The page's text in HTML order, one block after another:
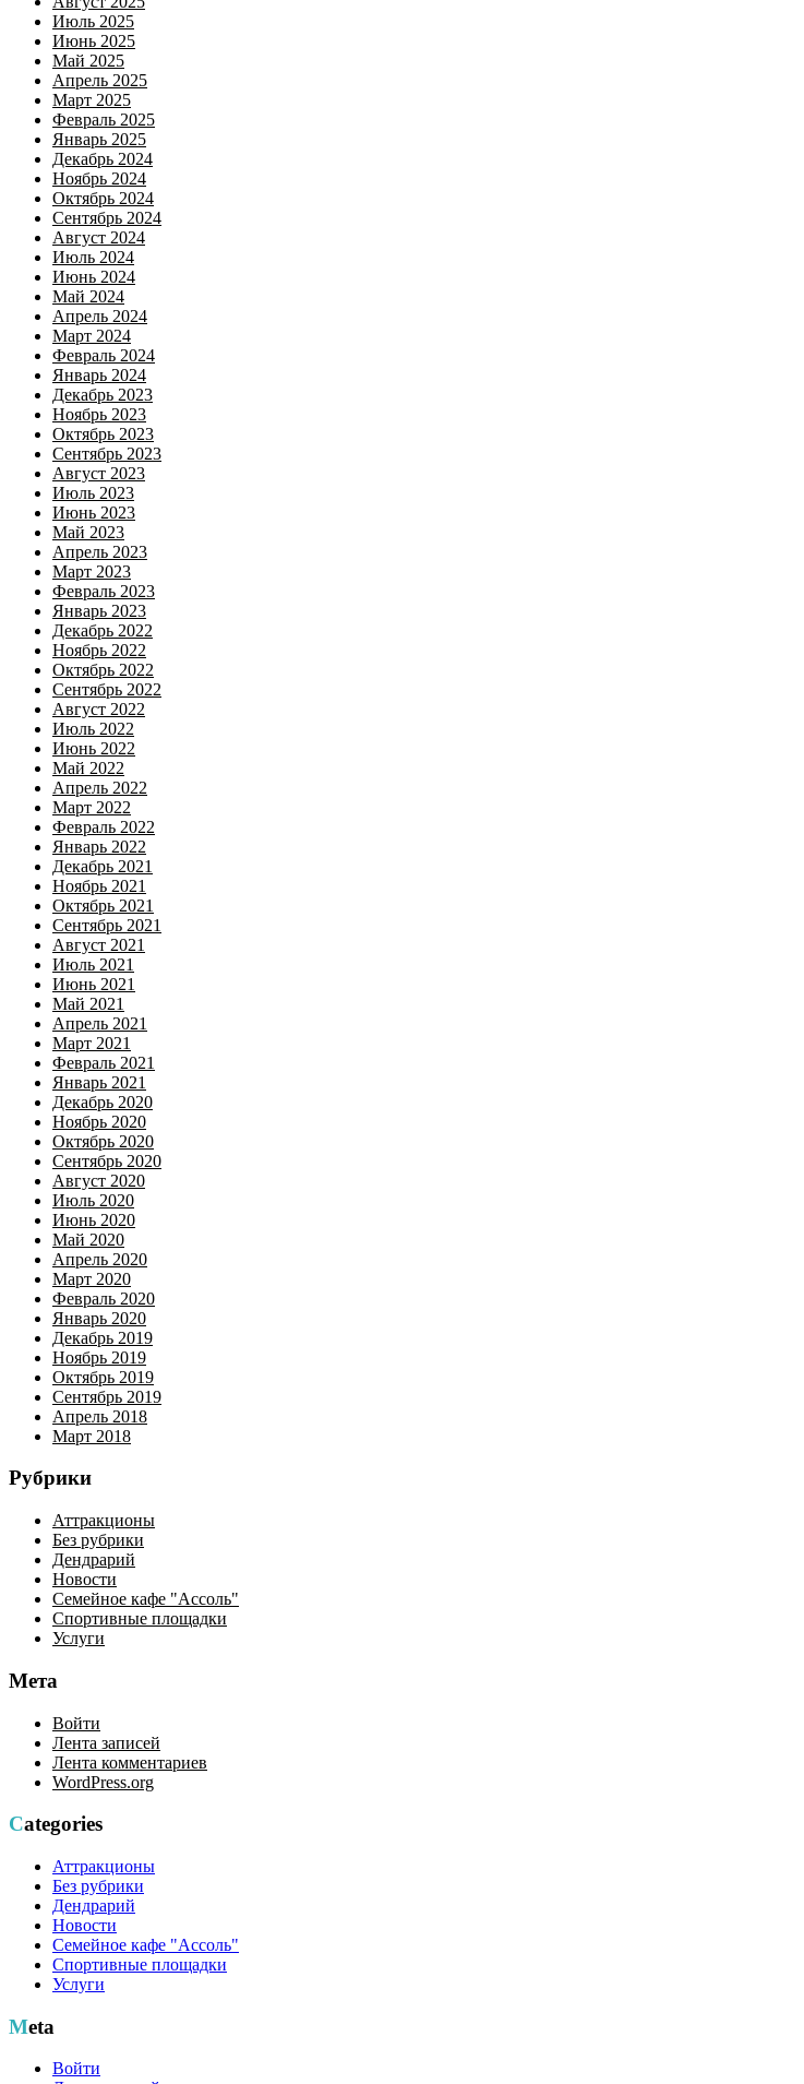
Июль 2025
Июнь 2025
Май 2025
Апрель 2025
Март 2025
Февраль 2025
Январь 2025
Декабрь 2024
Ноябрь 2024
Октябрь 2024
Сентябрь 2024
Август 2024
Июль 2024
Июнь 2024
Май 2024
Апрель 2024
Март 2024
Февраль 2024
Январь 2024
Декабрь 2023
Ноябрь 2023
Октябрь 2023
Сентябрь 2023
Август 2023
Июль 2023
Июнь 2023
Май 2023
Апрель 2023
Март 2023
Февраль 2023
Январь 2023
Декабрь 2022
Ноябрь 2022
Октябрь 2022
Сентябрь 2022
Август 2022
Июль 2022
Июнь 2022
Май 2022
Апрель 2022
Март 2022
Февраль 2022
Январь 2022
Декабрь 2021
Ноябрь 2021
Октябрь 2021
Сентябрь 2021
Август 2021
Июль 2021
Июнь 2021
Май 2021
Апрель 2021
Март 2021
Февраль 2021
Январь 2021
Декабрь 2020
Ноябрь 2020
Октябрь 2020
Сентябрь 2020
Август 2020
Июль 2020
Июнь 2020
Май 2020
Апрель 2020
Март 2020
Февраль 2020
Январь 2020
Декабрь 2019
Ноябрь 2019
Октябрь 2019
Сентябрь 2019
Апрель 2018
Март 2018
Рубрики
Аттракционы
Без рубрики
Дендрарий
Новости
Семейное кафе "Ассоль"
Спортивные площадки
Услуги
Мета
Войти
Лента записей
Лента комментариев
WordPress.org
Categories
Аттракционы
Без рубрики
Дендрарий
Новости
Семейное кафе "Ассоль"
Спортивные площадки
Услуги
Meta
Войти